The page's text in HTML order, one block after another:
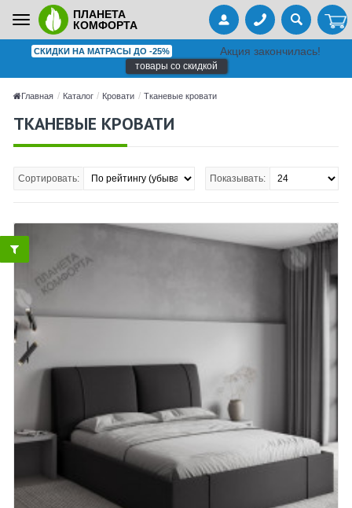
Toggle
navigation
ПЛАНЕТА
КОМФОРТА
СКИДКИ НА МАТРАСЫ ДО -25% Акция закончилась!
товары со скидкой
Главная Каталог Кровати Тканевые кровати
ТКАНЕВЫЕ КРОВАТИ
Сортировать: Показывать: